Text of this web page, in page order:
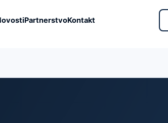
PartnerstvoKontakt